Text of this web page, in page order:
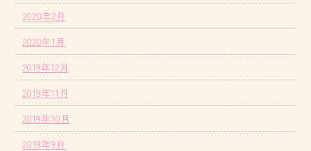
2020年2月
2020年1月
2019年12月
2019年11月
2019年10月
2019年9月